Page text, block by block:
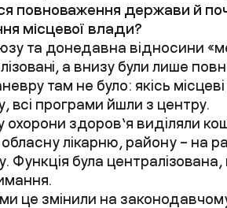
повноваження держави й
місцевої влади?
та донедавна відносини
а внизу були лише
там не було: якісь
всі програми йшли з центру.
охорони здоров’я виділяли
обласну лікарню, району – на
Функція була
це змінили на